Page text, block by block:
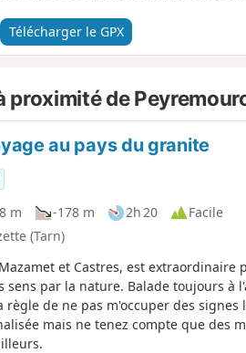
Télécharger le GPX
proximité de
au pays du granite
m -178 m 2h 20
Facile
(Tarn)
et Castres, est extraordinaire
sens par la nature. Balade toujours
règle de ne pas m'occuper des
mais ne tenez compte que des